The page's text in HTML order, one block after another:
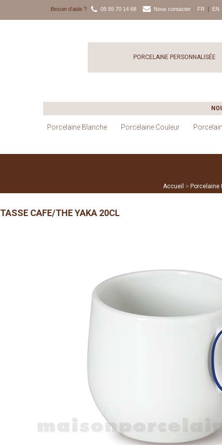
Besoin d'aide ? 05 55 70 14 68 Nous contacter FR | EN
PORCELAINE PERSONNALISÉE
Porcelaine Blanche Porcelaine Couleur
Accueil > Porcelaine
TASSE CAFE/THE YAKA 20CL